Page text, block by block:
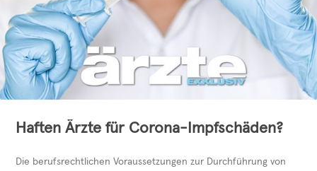
Haften Ärzte für Corona-Impfschäden?
Die berufsrechtlichen Voraussetzungen zur Durchführung von